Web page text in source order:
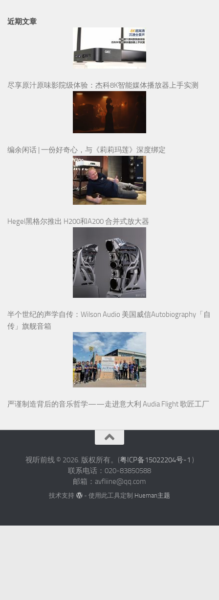
近期文章
尽享原汁原味影院级体验：杰科8K智能媒体播放器上手实测
编余闲话 | 一份好奇心，与《莉莉玛莲》深度绑定
Hegel黑格尔推出 H200和A200 合并式放大器
半个世纪的声学自传：Wilson Audio 美国威信Autobiography「自
传」旗舰音箱
严谨制造背后的音乐哲学——走进意大利 Audia Flight 歌匠工厂
视听前线 © 2026. 版权所有。(粤ICP备15022204号-1 )
联系电话：020-83850588
邮箱：avfliine@qq.com
技术支持 - 使用此工具定制 Hueman主题